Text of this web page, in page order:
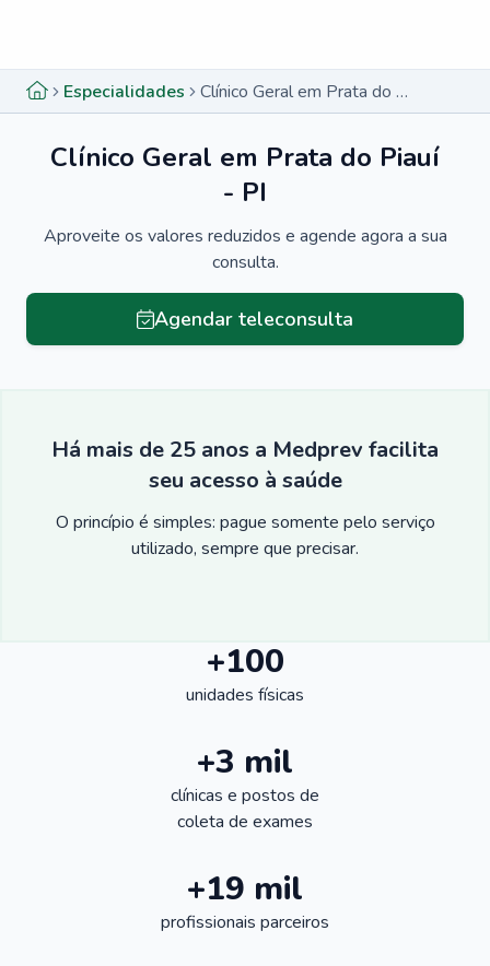
Especialidades Clínico Geral em Prata do Piauí - PI
Clínico Geral em Prata do Piauí
- PI
Aproveite os valores reduzidos e agende agora a sua
consulta.
Agendar teleconsulta
Há mais de 25 anos a Medprev facilita
seu acesso à saúde
O princípio é simples: pague somente pelo serviço
utilizado, sempre que precisar.
+100
unidades físicas
+3 mil
clínicas e postos de
coleta de exames
+19 mil
profissionais parceiros